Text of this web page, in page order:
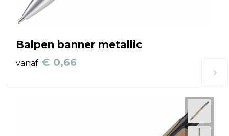
Balpen banner metallic
vanaf € 0,66